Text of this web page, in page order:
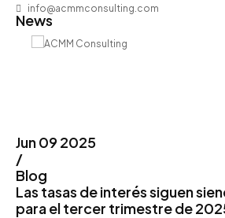
info@acmmconsulting.com
News
Jun 09 2025
/
Blog
Las tasas de interés siguen
para el tercer trimestre de